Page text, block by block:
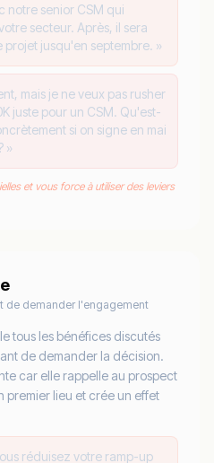
notre senior CSM qui
secteur. Après, il sera
projet jusqu'en septembre. »
mais je ne veux pas rusher
juste pour un CSM. Qu'est-
si on signe en mai
»
et vous force à utiliser des leviers
de demander l'engagement
tous les bénéfices discutés
de demander la décision.
car elle rappelle au prospect
premier lieu et crée un effet
réduisez votre ramp-up